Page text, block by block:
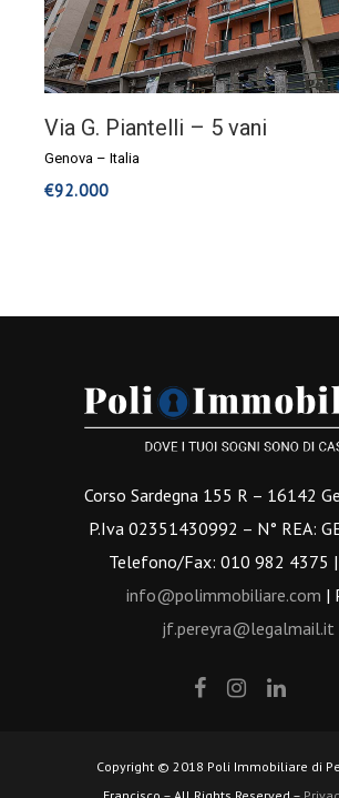
Via G. Piantelli – 5 vani
Genova – Italia
€92.000
Corso Sardegna 155 R – 16142
P.Iva 02351430992 – N° REA:
Telefono/Fax: 010 982 4375
info@polimmobiliare.com |
jf.pereyra@legalmail.it
Copyright © 2018 Poli Immobiliare di